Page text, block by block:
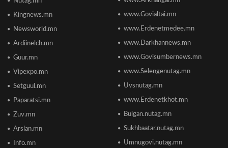
ТӨВҮҮДИЙН БАЙРШИЛ
2026/06/17 12:20
Отгонтэнгэр хайрханы тахилгад оролцохоор
ирж буй иргэдийн анхааралд
2026/06/16 15:28
Kingnews.mn
Newsworld.mn
Ardiinelch.mn
Guur.mn
Vipexpo.mn
Setguul.mn
Paparatsi.mn
Zuv.mn
Arslan.mn
Info.mn
www.Govialtai.mn
www.Erdenetmedee.mn
www.Darkhannews.mn
www.Govisumbernews.mn
www.Selengenutag.mn
Uvsnutag.mn
www.Erdenetkhot.mn
Bulgan.nutag.mn
Sukhbaatar.nutag.mn
Umnugovi.nutag.mn